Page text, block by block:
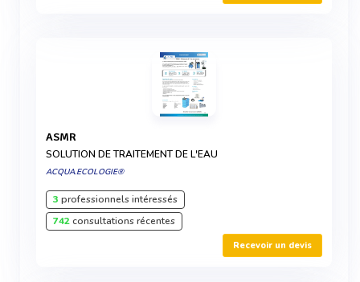
ASMR
SOLUTION DE TRAITEMENT DE L'EAU
ACQUA.ECOLOGIE®
3 professionnels intéressés
742consultations récentes
Recevoir un devis